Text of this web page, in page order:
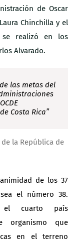
de Oscar
Chinchilla y el
se realizó en los
Alvarado.
las metas del
raciones
Costa Rica”
la República de
de los 37
el número 38.
el cuarto país
organismo que
en el terreno